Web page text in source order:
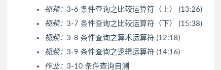
视频： 3-6 条件查询之比较运算符（上） (13:26)
视频： 3-7 条件查询之比较运算符（下） (15:38)
视频： 3-8 条件查询之算术运算符 (12:18)
视频： 3-9 条件查询之逻辑运算符 (14:16)
作业： 3-10 条件查询自测